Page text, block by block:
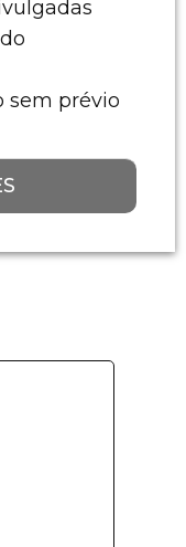
sem prévio